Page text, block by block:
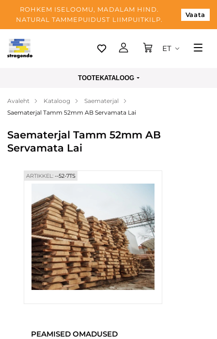
ROHKEM ISELOOMU, MADALAM HIND.
NATURAL TAMMEPUIDUST LIIMPUITKILP.
Vaata
Tallinn
Makse
Blogi
ET
TOOTEKATALOOG
Avaleht Kataloog
Saematerjal
Saematerjal Tamm 52mm AB Servamata Lai
Saematerjal Tamm 52mm AB
Servamata Lai
ARTIKKEL:--52-7TS
PEAMISED OMADUSED